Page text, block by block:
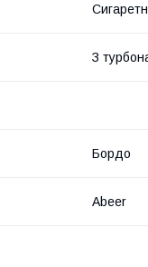
З
Бордо
Abeer